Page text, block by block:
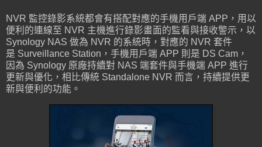
NVR 監控錄影系統都會有搭配對應的手機用戶端 APP，用以
便利的連線至 NVR 主機進行錄影畫面的監看與接收警示，以
Synology NAS 做為 NVR 的系統時，對應的 NVR 套件
是 Surveillance Station，手機用戶端 APP 則是 DS Cam，
因為 Synology 原廠持續對 NAS 端套件與手機端 APP 進行
更新與優化，相比傳統 Standalone NVR 而言，持續提供更
新與便利的功能。